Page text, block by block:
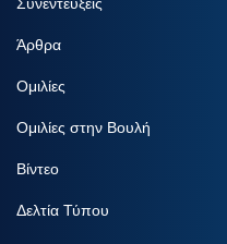
Άρθρα
Ομιλίες
Ομιλίες στην Βουλή
Βίντεο
Δελτία Τύπου